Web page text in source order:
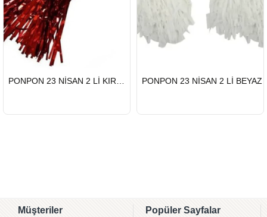
HIZLI
GÖNDERİ
PONPON 23 NİSAN 2 Lİ KIRMIZI
HIZLI
GÖNDERİ
PONPON 23 NİSAN 2 Lİ BEYAZ
Müşteriler Popüler Sayfalar